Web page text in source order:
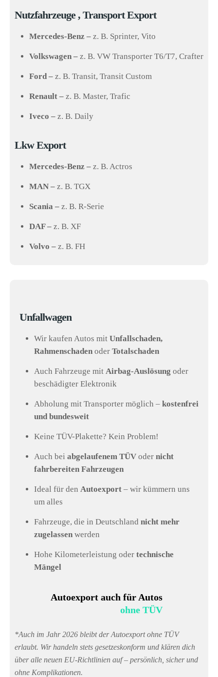
Nutzfahrzeuge , Transport Export
Mercedes-Benz – z. B. Sprinter, Vito
Volkswagen – z. B. VW Transporter T6/T7, Crafter
Ford – z. B. Transit, Transit Custom
Renault – z. B. Master, Trafic
Iveco – z. B. Daily
Lkw Export
Mercedes-Benz – z. B. Actros
MAN – z. B. TGX
Scania – z. B. R-Serie
DAF – z. B. XF
Volvo – z. B. FH
Unfallwagen
Wir kaufen Autos mit Unfallschaden,
Rahmenschaden oder Totalschaden
Auch Fahrzeuge mit Airbag-Auslösung oder
beschädigter Elektronik
Abholung mit Transporter möglich – kostenfrei
und bundesweit
Keine TÜV-Plakette? Kein Problem!
Auch bei abgelaufenem TÜV oder nicht
fahrbereiten Fahrzeugen
Ideal für den Autoexport – wir kümmern uns
um alles
Fahrzeuge, die in Deutschland nicht mehr
zugelassen werden
Hohe Kilometerleistung oder technische
Mängel
Autoexport auch für Autos
ohne TÜV
*Auch im Jahr 2026 bleibt der Autoexport ohne TÜV
erlaubt. Wir handeln stets gesetzeskonform und klären dich
über alle neuen EU-Richtlinien auf – persönlich, sicher und
ohne Komplikationen.